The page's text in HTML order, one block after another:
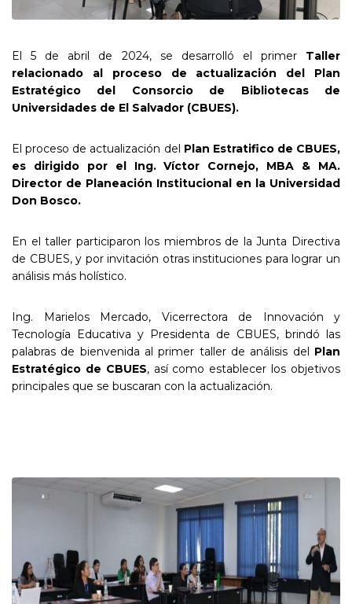
El 5 de abril de 2024, se desarrolló el primer Taller
relacionado al proceso de actualización del Plan
Estratégico del Consorcio de Bibliotecas de
Universidades de El Salvador (CBUES).
El proceso de actualización del Plan Estratifico de CBUES,
es dirigido por el Ing. Víctor Cornejo, MBA & MA.
Director de Planeación Institucional en la Universidad
Don Bosco.
En el taller participaron los miembros de la Junta Directiva
de CBUES, y por invitación otras instituciones para lograr un
análisis más holístico.
Ing. Marielos Mercado, Vicerrectora de Innovación y
Tecnología Educativa y Presidenta de CBUES, brindó las
palabras de bienvenida al primer taller de análisis del Plan
Estratégico de CBUES, así como establecer los objetivos
principales que se buscaran con la actualización.